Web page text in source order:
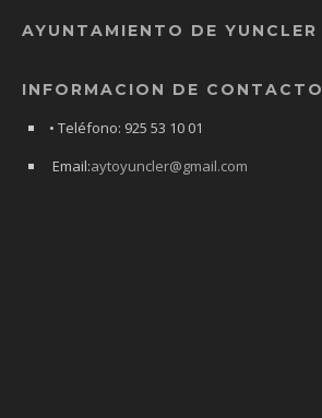
AYUNTAMIENTO DE YUNCLER
INFORMACION DE CONTACTO
• Teléfono: 925 53 10 01
Email:aytoyuncler@gmail.com